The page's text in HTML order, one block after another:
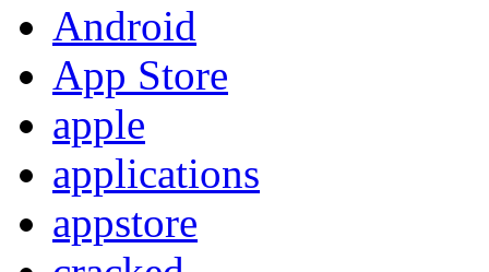
Android
App Store
apple
applications
appstore